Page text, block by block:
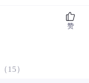
赞
15）